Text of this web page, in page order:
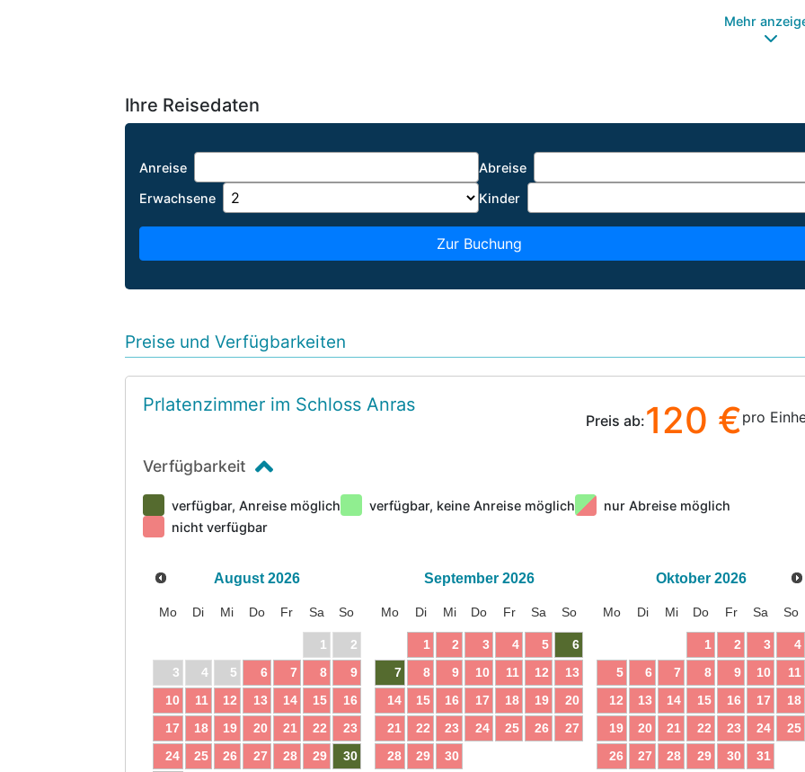
Mehr
Ihre Reisedaten
Anreise
Abreise
Erwachsene
Kinder
Zur Buchung
Preise und Verfügbarkeiten
Prlatenzimmer im Schloss Anras
Preis ab:120 €pro
Verfügbarkeit
verfügbar, Anreise möglich verfügbar, keine Anreise möglich
nur Abreise möglich
nicht verfügbar
August 2026
Mo Di Mi Do Fr Sa So
1
2
3
4 5 6 7 8
9
10
11 12 13 14 15
16
17
18 19 20 21 22
23
24
25 26 27 28 29
30
September 2026
Mo Di Mi Do Fr Sa So
1 2 3 4 5
6
7
8 9 10 11 12
13
14
15 16 17 18 19
20
21
22 23 24 25 26
27
28
29 30
Oktober 2026
Mo Di Mi Do Fr Sa So
1 2 3
4
5
6 7 8 9 10
11
12
13 14 15 16 17
18
19
20 21 22 23 24
25
26
27 28 29 30 31